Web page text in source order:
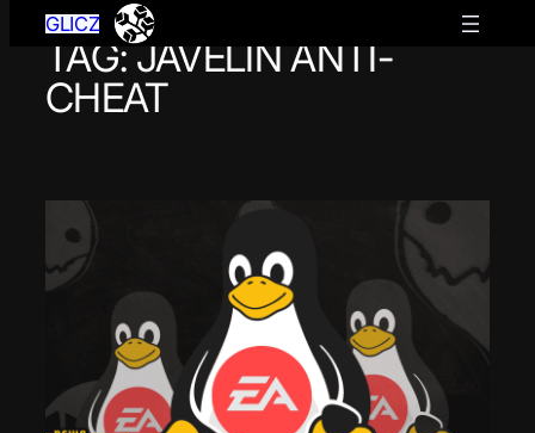
Przejdź
treści
GLICZ
TAG:JAVELIN ANTI-
CHEAT